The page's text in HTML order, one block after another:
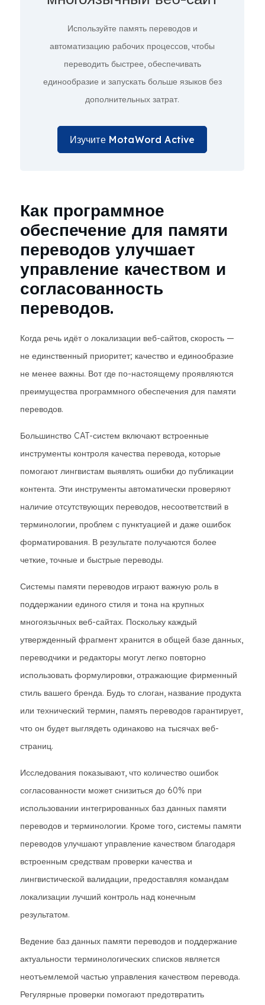
Используйте память переводов и
автоматизацию рабочих процессов, чтобы
переводить быстрее, обеспечивать
единообразие и запускать больше языков без
дополнительных затрат.
Изучите MotaWord Active
Как программное
обеспечение для памяти
переводов улучшает
управление качеством и
согласованность
переводов.
Когда речь идёт о локализации веб-сайтов, скорость —
не единственный приоритет; качество и единообразие
не менее важны. Вот где по-настоящему проявляются
преимущества программного обеспечения для памяти
переводов.
Большинство CAT-систем включают встроенные
инструменты контроля качества перевода, которые
помогают лингвистам выявлять ошибки до публикации
контента. Эти инструменты автоматически проверяют
наличие отсутствующих переводов, несоответствий в
терминологии, проблем с пунктуацией и даже ошибок
форматирования. В результате получаются более
четкие, точные и быстрые переводы.
Системы памяти переводов играют важную роль в
поддержании единого стиля и тона на крупных
многоязычных веб-сайтах. Поскольку каждый
утвержденный фрагмент хранится в общей базе данных,
переводчики и редакторы могут легко повторно
использовать формулировки, отражающие фирменный
стиль вашего бренда. Будь то слоган, название продукта
или технический термин, память переводов гарантирует,
что он будет выглядеть одинаково на тысячах веб-
страниц.
Исследования показывают, что количество ошибок
согласованности может снизиться до 60% при
использовании интегрированных баз данных памяти
переводов и терминологии. Кроме того, системы памяти
переводов улучшают управление качеством благодаря
встроенным средствам проверки качества и
лингвистической валидации, предоставляя командам
локализации лучший контроль над конечным
результатом.
Ведение баз данных памяти переводов и поддержание
актуальности терминологических списков является
неотъемлемой частью управления качеством перевода.
Регулярные проверки помогают предотвратить